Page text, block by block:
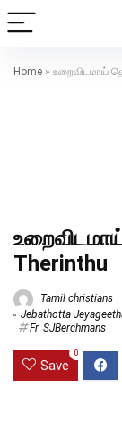
Home » உறைவிடமாய்
Therinthu
Tamil christians
Jebathotta
Fr_SJBerchmans
Save
0